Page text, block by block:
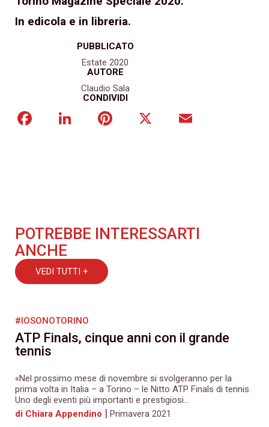
PUBBLICATO
Estate 2020
AUTORE
Claudio Sala
CONDIVIDI
FacebookLinkedInPinterest
In edicola e in libreria.
POTREBBE INTERESSARTI
ANCHE
VEDI TUTTI +
#IOSONOTORINO
ATP Finals, cinque anni con il grande
tennis
«Nel prossimo mese di novembre si svolgeranno per la
prima volta in Italia – a Torino – le Nitto ATP Finals di tennis.
Uno degli eventi più importanti e prestigiosi...
di Chiara Appendino | Primavera 2021